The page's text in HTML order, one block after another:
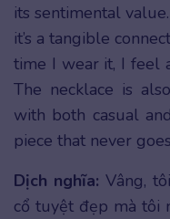
its sentimental
it’s a tangible
time I wear it, I feel
The necklace is
with both casual
piece that never
Dịch nghĩa:Vâng,
cổ tuyệt đẹp mà tôi